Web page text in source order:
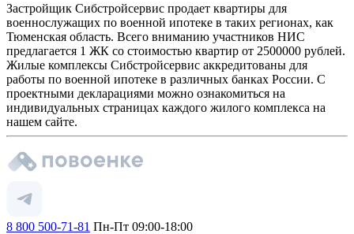
Застройщик Сибстройсервис продает квартиры для
военнослужащих по военной ипотеке в таких регионах, как
Тюменская область. Всего вниманию участников НИС
предлагается 1 ЖК со стоимостью квартир от 2500000 рублей.
Жилые комплексы Сибстройсервис аккредитованы для
работы по военной ипотеке в различных банках России. С
проектными декларациями можно ознакомиться на
индивидуальных страницах каждого жилого комплекса на
нашем сайте.
8 800 500-71-81 Пн-Пт 09:00-18:00